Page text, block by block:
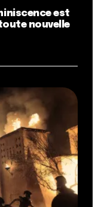
est
nouvelle